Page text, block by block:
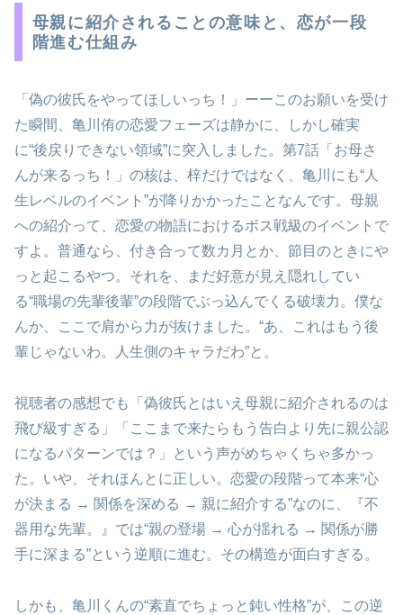
母親に紹介されることの意味と、恋が一段
階進む仕組み
「偽の彼氏をやってほしいっち！」ーーこのお願いを受け
た瞬間、亀川侑の恋愛フェーズは静かに、しかし確実
に“後戻りできない領域”に突入しました。第7話「お母さ
んが来るっち！」の核は、梓だけではなく、亀川にも“人
生レベルのイベント”が降りかかったことなんです。母親
への紹介って、恋愛の物語におけるボス戦級のイベントで
すよ。普通なら、付き合って数カ月とか、節目のときにや
っと起こるやつ。それを、まだ好意が見え隠れしてい
る“職場の先輩後輩”の段階でぶっ込んでくる破壊力。僕な
んか、ここで肩から力が抜けました。“あ、これはもう後
輩じゃないわ。人生側のキャラだわ”と。
視聴者の感想でも「偽彼氏とはいえ母親に紹介されるのは
飛び級すぎる」「ここまで来たらもう告白より先に親公認
になるパターンでは？」という声がめちゃくちゃ多かっ
た。いや、それほんとに正しい。恋愛の段階って本来“心
が決まる → 関係を深める → 親に紹介する”なのに、『不
器用な先輩。』では“親の登場 → 心が揺れる → 関係が勝
手に深まる”という逆順に進む。その構造が面白すぎる。
しかも、亀川くんの“素直でちょっと鈍い性格”が、この逆